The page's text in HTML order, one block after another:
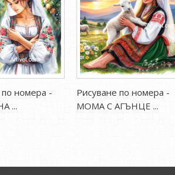
номера -
...
Рисуване по номера -
МОМА С АГЪНЦЕ ...